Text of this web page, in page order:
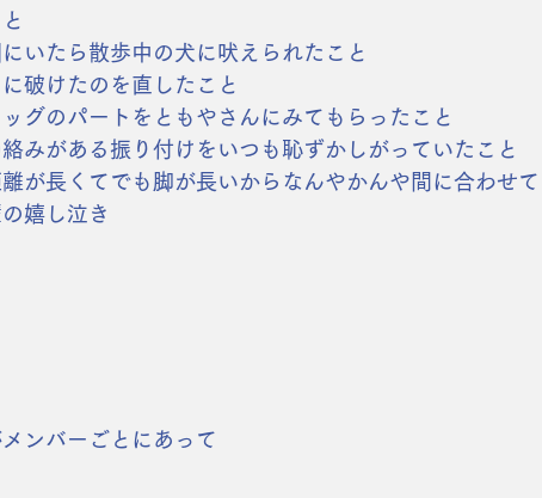
いたら散歩中の犬に吠えられたこと
破けたのを直したこと
グのパートをともやさんにみてもらったこと
みがある振り付けをいつも恥ずかしがっていたこと
が長くてでも脚が長いからなんやかんや間に合わせ
嬉し泣き
ンバーごとにあって